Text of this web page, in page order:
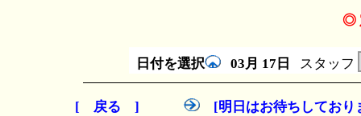
◎
日付を選択 03月 17日 スタッフ
[ 戻る ] [明日はお待ちしてお